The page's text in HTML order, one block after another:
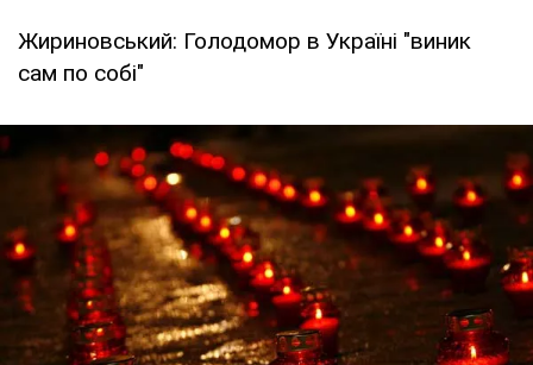
Жириновський: Голодомор в Україні "виник
сам по собі"